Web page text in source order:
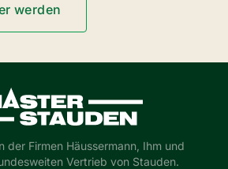
werden
Stauden
der Firmen Häussermann, Ihm und
Vertrieb von Stauden.